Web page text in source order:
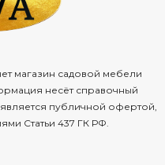
магазин садовой мебели
несёт справочный
публичной офертой,
Статьи 437 ГК РФ.